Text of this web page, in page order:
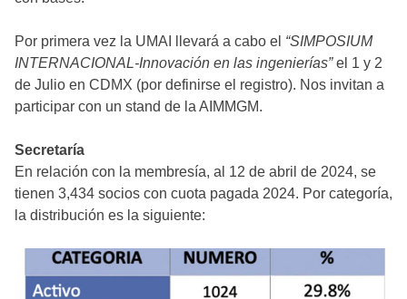
Por primera vez la UMAI llevará a cabo el “SIMPOSIUM
INTERNACIONAL-Innovación en las ingenierías”el 1 y 2
de Julio en CDMX (por definirse el registro). Nos invitan a
participar con un stand de la AIMMGM.
Secretaría
En relación con la membresía, al 12 de abril de 2024, se
tienen 3,434 socios con cuota pagada 2024. Por categoría,
la distribución es la siguiente: